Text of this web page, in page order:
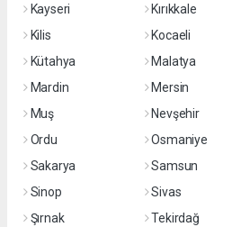
Kayseri
Kırıkkale
Kilis
Kocaeli
Kütahya
Malatya
Mardin
Mersin
Muş
Nevşehir
Ordu
Osmaniye
Sakarya
Samsun
Sinop
Sivas
Şırnak
Tekirdağ